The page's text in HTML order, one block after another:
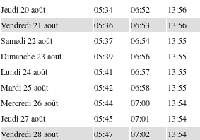
Jeudi 20 août 05:34 06:52 13:56
Vendredi 21 août 05:36 06:53 13:56
Samedi 22 août 05:37 06:54 13:55
Dimanche 23 août 05:39 06:56 13:55
Lundi 24 août 05:41 06:57 13:55
Mardi 25 août 05:42 06:58 13:55
Mercredi 26 août 05:44 07:00 13:54
Jeudi 27 août 05:45 07:01 13:54
Vendredi 28 août 05:47 07:02 13:54